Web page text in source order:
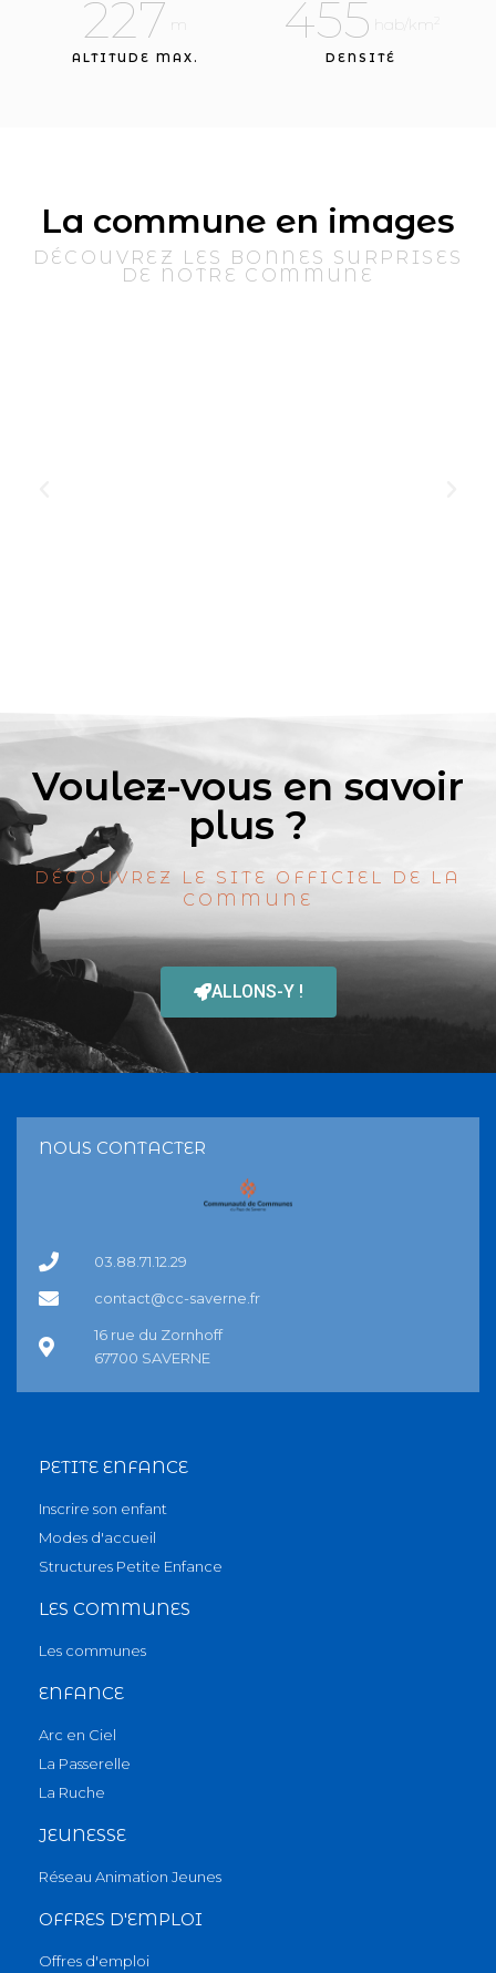
ALTITUDE MAX.
227 m
DENSITÉ
455 hab/km
La commune en images
DÉCOUVREZ LES BONNES SURPRISES
DE NOTRE COMMUNE
Voulez-vous en savoir
plus ?
DÉCOUVREZ LE SITE OFFICIEL DE LA
COMMUNE
ALLONS-Y !
NOUS CONTACTER
03.88.71.12.29
contact@cc-saverne.fr
16 rue du Zornhoff
67700 SAVERNE
PETITE ENFANCE
Inscrire son enfant
Modes d'accueil
Structures Petite Enfance
LES COMMUNES
Les communes
ENFANCE
Arc en Ciel
La Passerelle
La Ruche
JEUNESSE
Réseau Animation Jeunes
OFFRES D'EMPLOI
Offres d'emploi